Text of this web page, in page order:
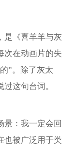
是《喜羊羊与灰
次在动画片的失
”。除了灰太
这句台词。
景：我一定会回
也被广泛用于类